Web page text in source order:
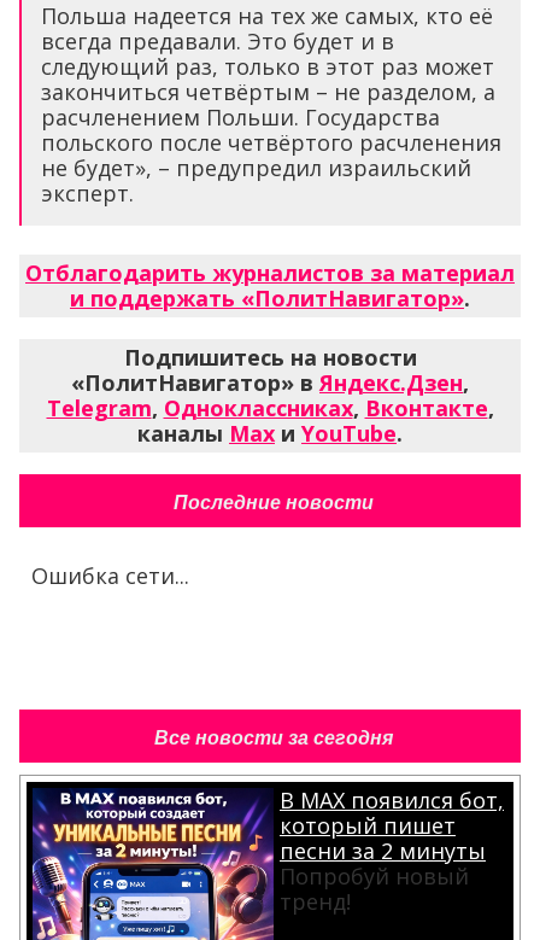
Польша надеется на тех же самых, кто её
всегда предавали. Это будет и в
следующий раз, только в этот раз может
закончиться четвёртым – не разделом, а
расчленением Польши. Государства
польского после четвёртого расчленения
не будет», – предупредил израильский
эксперт.
Отблагодарить журналистов за материал
и поддержать «ПолитНавигатор».
Подпишитесь на новости
«ПолитНавигатор» вЯндекс.Дзен,
Telegram, Одноклассниках, Вконтакте,
каналы Max и YouTube.
Последние новости
Ошибка сети...
Все новости за сегодня
В MAX появился бот,
который пишет
песни за 2 минуты
Попробуй новый
тренд!